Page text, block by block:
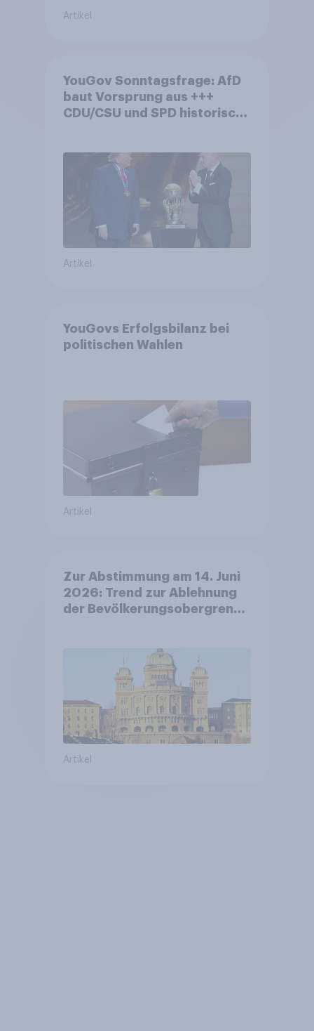
Artikel
YouGov Sonntagsfrage: AfD
baut Vorsprung aus +++
CDU/CSU und SPD historisch
Fußball-WM ohne Politik
Artikel
YouGovs Erfolgsbilanz bei
politischen Wahlen
Artikel
Zur Abstimmung am 14. Juni
2026: Trend zur Ablehnung
der Bevölkerungsobergrenze
Zivildienstgesetz sinken
Artikel